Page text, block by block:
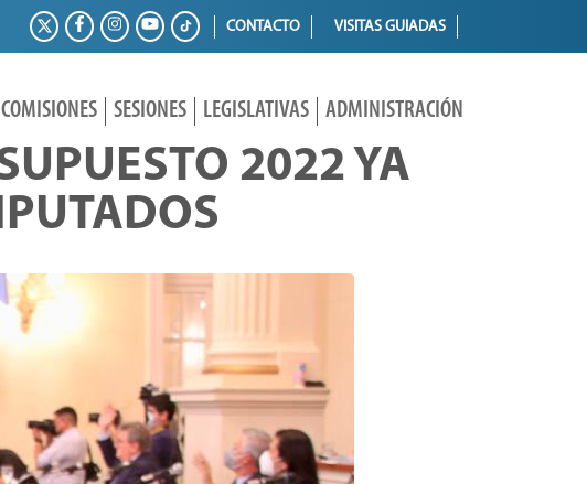
CONTACTO VISITAS GUIADAS
COMISIONES SESIONES LEGISLATIVAS ADMINISTRACIÓN
2022 YA